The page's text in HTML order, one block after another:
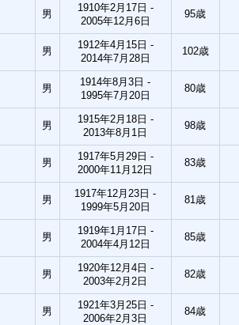
男
1910年2月17日 -
2005年12月6日
95歳
男
1912年4月15日 -
2014年7月28日
102歳
男
1914年8月3日 -
1995年7月20日
80歳
男
1915年2月18日 -
2013年8月1日
98歳
男
1917年5月29日 -
2000年11月12日
83歳
男
1917年12月23日 -
1999年5月20日
81歳
男
1919年1月17日 -
2004年4月12日
85歳
男
1920年12月4日 -
2003年2月2日
82歳
男
1921年3月25日 -
2006年2月3日
84歳